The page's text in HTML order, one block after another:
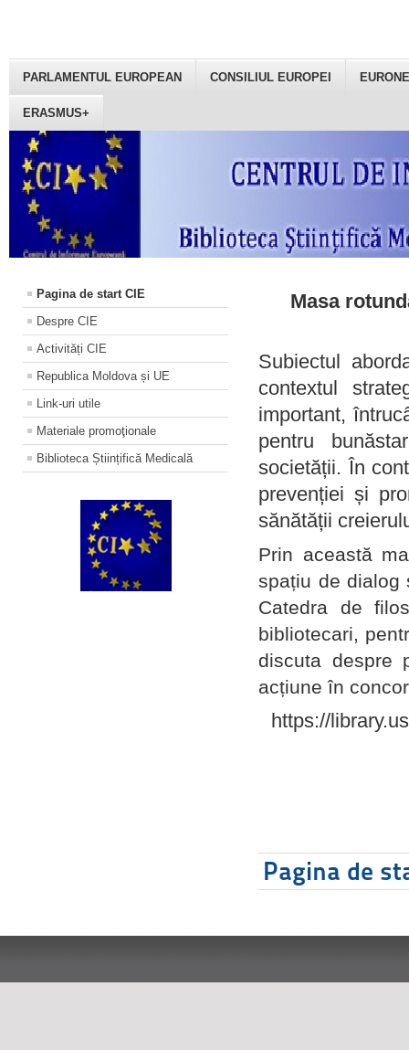
PARLAMENTUL EUROPEAN CONSILIUL EUROPEI
ERASMUS+
Pagina de start CIE
Despre CIE
Activități CIE
Republica Moldova și UE
Link-uri utile
Materiale promoţionale
Biblioteca Științifică Medicală
Masa
Subiectul
contextul
important,
pentru
societății. În
prevenției și
sănătății
Prin această
spațiu de dialog
Catedra de
bibliotecari,
discuta despre
acțiune în
https://
Pagina de